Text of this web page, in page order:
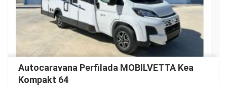
Autocaravana Perfilada MOBILVETTA Kea
Kompakt 64